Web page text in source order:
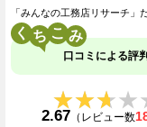
「みんなの工務店リサーチ」
く こ
口コミによる評判
2.67 （レビュー数